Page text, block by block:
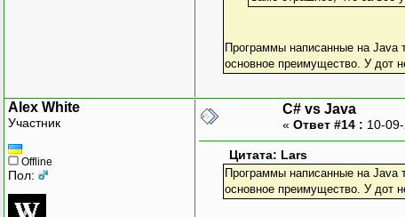
Программы написанные на Java
основное преимущество. У дот
Alex White
Участник
Offline
Пол:
C# vs Java
« Ответ #14 : 10-
Цитата: Lars
Программы написанные на Java
основное преимущество. У дот